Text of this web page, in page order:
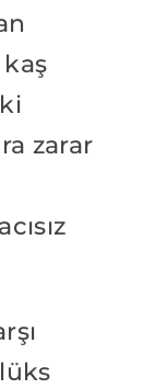
kaş
zarar